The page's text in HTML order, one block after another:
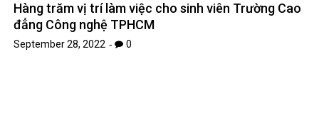
Hàng trăm vị trí làm việc cho sinh viên Trường Cao
đẳng Công nghệ TPHCM
September 28, 2022 0